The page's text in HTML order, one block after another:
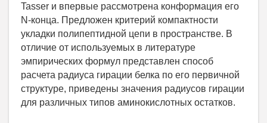
Tasser и впервые рассмотрена конформация его
N-конца. Предложен критерий компактности
укладки полипептидной цепи в пространстве. В
отличие от используемых в литературе
эмпирических формул представлен способ
расчета радиуса гирации белка по его первичной
структуре, приведены значения радиусов гирации
для различных типов аминокислотных остатков.